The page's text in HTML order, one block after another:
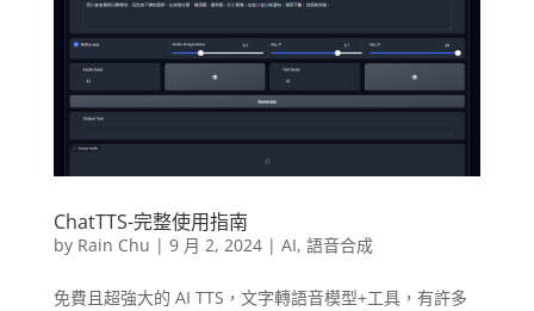
ChatTTS-完整使用指南
by Rain Chu | 9 月 2, 2024| AI, 語音合成
免費且超強大的 AI TTS，文字轉語音模型+工具，有許多